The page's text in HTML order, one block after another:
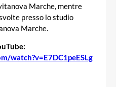
Marche, mentre
presso lo studio
Marche.
watch?v=E7DC1peESLg